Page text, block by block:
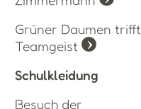
Grüner Daumen trifft
Teamgeist
Schulkleidung
Besuch der